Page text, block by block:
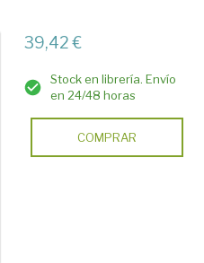
39,42 €
Stock en librería. Envío
en 24/48 horas
COMPRAR